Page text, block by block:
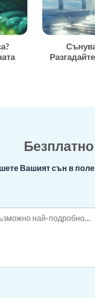
Вашият сън в